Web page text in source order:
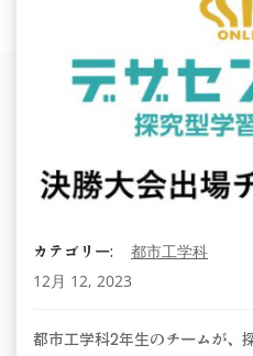
カテゴリー:
都市工学科
12月 12, 2023
都市工学科2年生のチームが、